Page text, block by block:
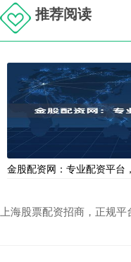
推荐阅读
金股配资网：专业配资平台
上海股票配资招商，正规平